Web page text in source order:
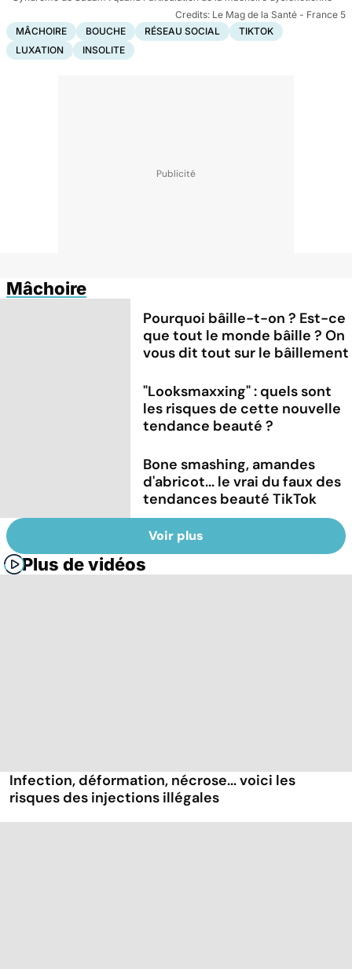
Le Mag de la Santé - France 5
MÂCHOIRE
BOUCHE RÉSEAU SOCIAL
TIKTOK
LUXATION
INSOLITE
Mâchoire
Pourquoi bâille-t-on ? Est-ce
que tout le monde bâille ? On
vous dit tout sur le bâillement
"Looksmaxxing" : quels sont
les risques de cette nouvelle
tendance beauté ?
Bone smashing, amandes
d'abricot... le vrai du faux des
tendances beauté TikTok
Voir plus
Plus de vidéos
Infection, déformation, nécrose... voici les
risques des injections illégales